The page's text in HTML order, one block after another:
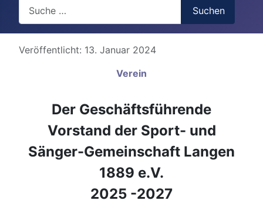
Search
Suchen
Details
Veröffentlicht: 13. Januar 2024
Verein
Der Geschäftsführende
Vorstand der Sport- und
Sänger-Gemeinschaft Langen
1889 e.V.
2025 -2027